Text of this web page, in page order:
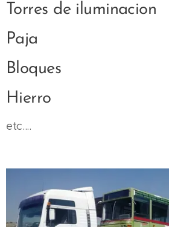
Torres de iluminacion
Paja
Bloques
Hierro
etc....